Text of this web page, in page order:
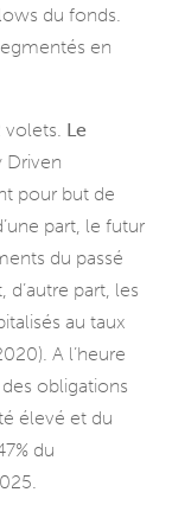
du fonds.
en
volets. Le
Driven
pour but de
part, le futur
du passé
d’autre part, les
au taux
A l’heure
obligations
élevé et du
du